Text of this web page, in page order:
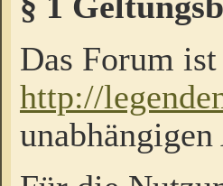
Das Forum
http://